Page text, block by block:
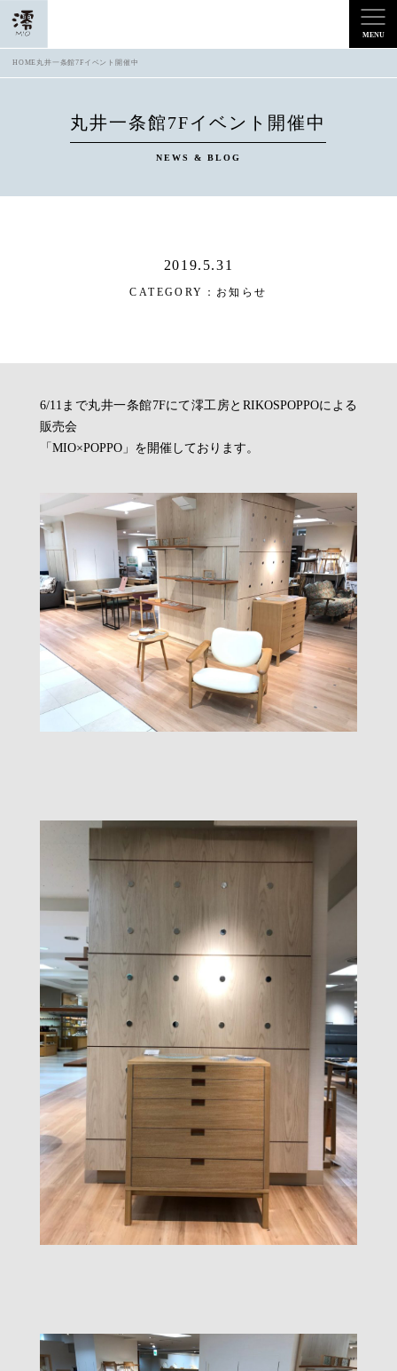
HOME 丸井一条館7Fイベント開催中
丸井一条館7Fイベント開催中
NEWS & BLOG
2019.5.31
CATEGORY： お知らせ
6/11まで丸井一条館7Fにて澪工房とRIKOSPOPPOによる
販売会
「MIO×POPPO」を開催しております。